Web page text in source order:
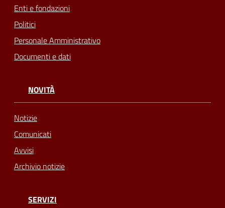
Enti e fondazioni
Politici
Personale Amministrativo
Documenti e dati
NOVITÀ
Notizie
Comunicati
Avvisi
Archivio notizie
SERVIZI